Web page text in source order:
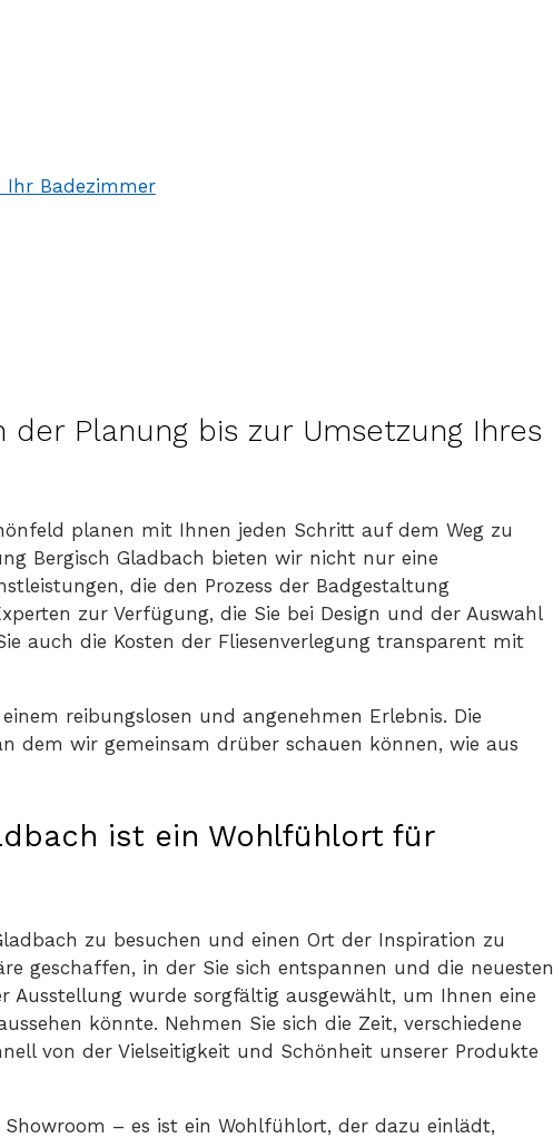
Ihr Badezimmer
Planung bis zur Umsetzung Ihres
planen mit Ihnen jeden Schritt auf dem Weg zu
Bergisch Gladbach bieten wir nicht nur eine
die den Prozess der Badgestaltung
zur Verfügung, die Sie bei Design und der Auswahl
auch die Kosten der Fliesenverlegung transparent mit
reibungslosen und angenehmen Erlebnis. Die
dem wir gemeinsam drüber schauen können, wie aus
ist ein Wohlfühlort für
zu besuchen und einen Ort der Inspiration zu
geschaffen, in der Sie sich entspannen und die neuesten
Ausstellung wurde sorgfältig ausgewählt, um Ihnen eine
könnte. Nehmen Sie sich die Zeit, verschiedene
von der Vielseitigkeit und Schönheit unserer Produkte
– es ist ein Wohlfühlort, der dazu einlädt,